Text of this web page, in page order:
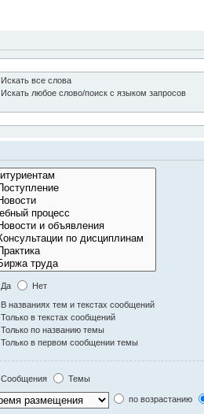
Искать все слова
Искать любое слово/поиск с языком запросов
Да
Нет
В названиях тем и текстах сообщений
Только в текстах сообщений
Только по названию темы
Только в первом сообщении темы
Сообщения
Темы
по возрастанию